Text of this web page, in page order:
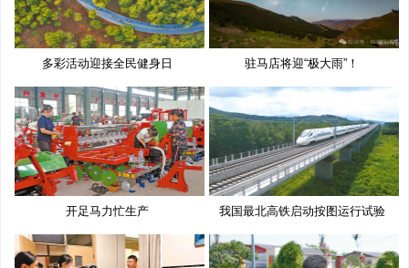
多彩活动迎接全民健身日 驻马店将迎“极大雨”！
开足马力忙生产 我国最北高铁启动按图运行试验